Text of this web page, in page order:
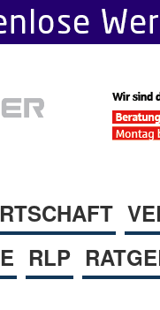
RLP